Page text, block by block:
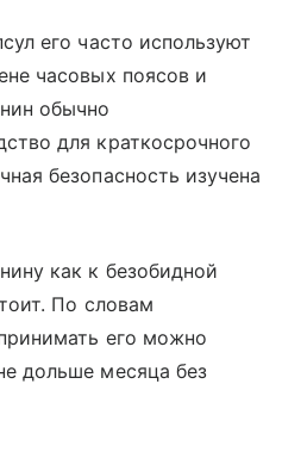
его часто используют
часовых поясов и
обычно
для краткосрочного
безопасность изучена
как к безобидной
По словам
его можно
дольше месяца без